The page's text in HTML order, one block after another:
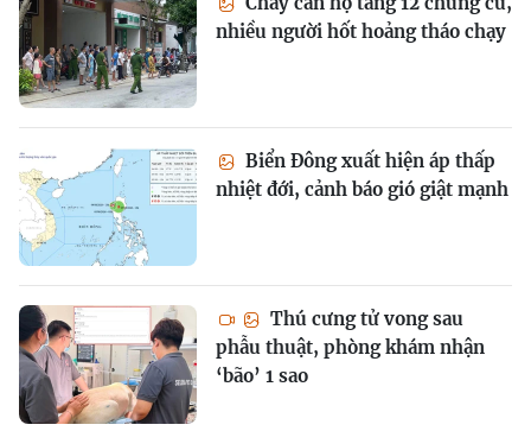
nhiều người hốt hoảng tháo chạy
Biển Đông xuất hiện áp thấp
nhiệt đới, cảnh báo gió giật mạnh
Thú cưng tử vong sau
phẫu thuật, phòng khám nhận
‘bão’ 1 sao